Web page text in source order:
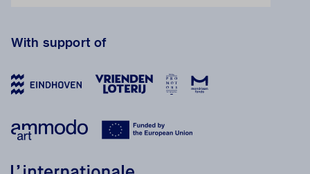
With support of